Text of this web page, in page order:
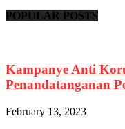
POPULAR POSTS
Kampanye Anti
Penandatanganan
February 13, 2023